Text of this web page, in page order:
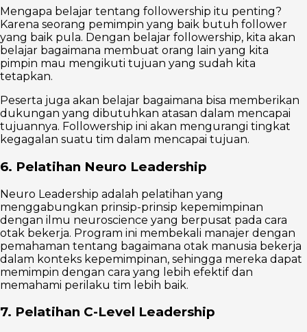
Mengapa belajar tentang followership itu penting?
Karena seorang pemimpin yang baik butuh follower
yang baik pula. Dengan belajar followership, kita akan
belajar bagaimana membuat orang lain yang kita
pimpin mau mengikuti tujuan yang sudah kita
tetapkan.
Peserta juga akan belajar bagaimana bisa memberikan
dukungan yang dibutuhkan atasan dalam mencapai
tujuannya. Followership ini akan mengurangi tingkat
kegagalan suatu tim dalam mencapai tujuan.
6. Pelatihan Neuro Leadership
Neuro Leadership adalah pelatihan yang
menggabungkan prinsip-prinsip kepemimpinan
dengan ilmu neuroscience yang berpusat pada cara
otak bekerja. Program ini membekali manajer dengan
pemahaman tentang bagaimana otak manusia bekerja
dalam konteks kepemimpinan, sehingga mereka dapat
memimpin dengan cara yang lebih efektif dan
memahami perilaku tim lebih baik.
7. Pelatihan C-Level Leadership